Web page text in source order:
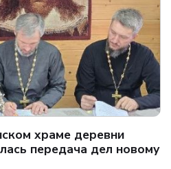
храме деревни
передача дел новому